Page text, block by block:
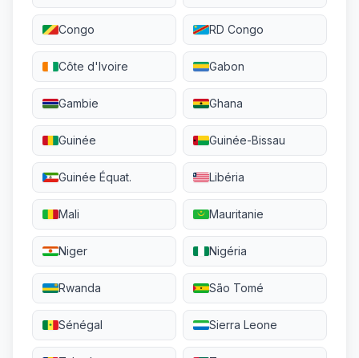
Congo RD Congo
Côte d'Ivoire Gabon
Gambie Ghana
Guinée Guinée-Bissau
Guinée Équat. Libéria
Mali Mauritanie
Niger Nigéria
Rwanda São Tomé
Sénégal Sierra Leone